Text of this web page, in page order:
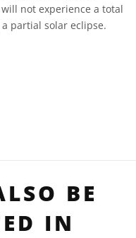
not experience a total
partial solar eclipse.
Reconocimiento 4.0
BE
IN